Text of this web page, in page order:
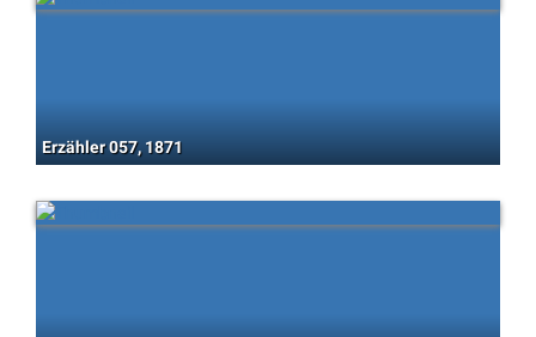
Erzähler 057, 1871